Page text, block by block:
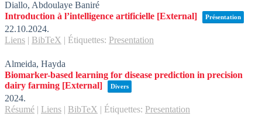
Diallo, Abdoulaye Baniré
Introduction à l’intelligence artificielle [External] Présentation
22.10.2024.
Liens | BibTeX | Étiquettes: Presentation
Almeida, Hayda
Biomarker-based learning for disease prediction in precision
dairy farming [External] Divers
2024.
Résumé | Liens | BibTeX | Étiquettes: Presentation